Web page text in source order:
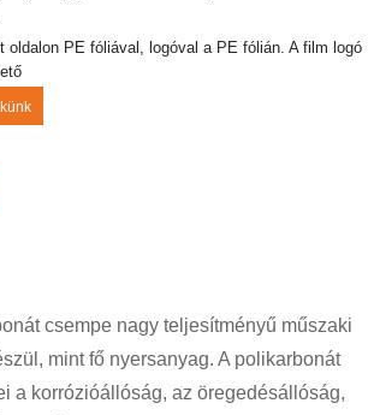
oldalon PE fóliával, logóval a PE fólián. A film logó
csempe nagy teljesítményű műszaki
mint fő nyersanyag. A polikarbonát
a korrózióállóság, az öregedésállóság,